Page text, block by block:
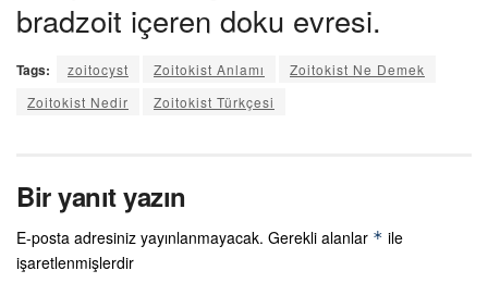
bradzoit içeren doku evresi.
Tags: zoitocyst Zoitokist Anlamı
Zoitokist Ne Demek
Zoitokist Nedir
Zoitokist Türkçesi
Bir yanıt yazın
E-posta adresiniz yayınlanmayacak. Gerekli alanlar * ile
işaretlenmişlerdir